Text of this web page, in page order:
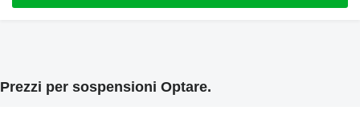
Prezzi per sospensioni Optare.